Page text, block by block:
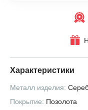
Характеристики
Металл изделия:
Покрытие: Позолота